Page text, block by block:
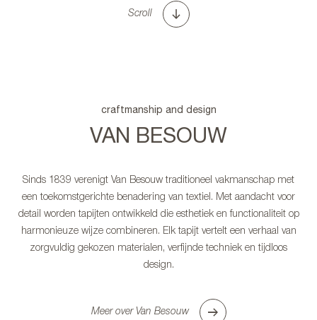
Scroll
craftmanship and design
VAN BESOUW
Sinds 1839 verenigt Van Besouw traditioneel vakmanschap met
een toekomstgerichte benadering van textiel. Met aandacht voor
detail worden tapijten ontwikkeld die esthetiek en functionaliteit op
harmonieuze wijze combineren. Elk tapijt vertelt een verhaal van
zorgvuldig gekozen materialen, verfijnde techniek en tijdloos
design.
Meer over Van Besouw